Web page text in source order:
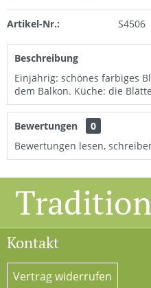
Artikel-Nr.: S4506
Beschreibung
Einjährig: schönes farbiges
dem Balkon. Küche: die
Bewertungen
0
Bewertungen lesen,
Kontakt
Vertrag widerrufen